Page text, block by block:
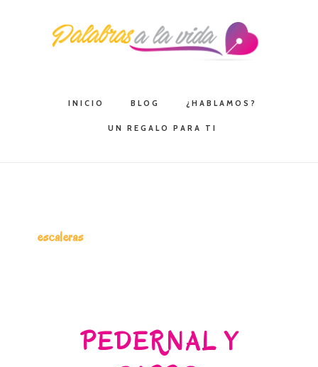
contenido
INICIO BLOG ¿HABLAMOS?
UN REGALO PARA TI
escaleras
PEDERNAL Y